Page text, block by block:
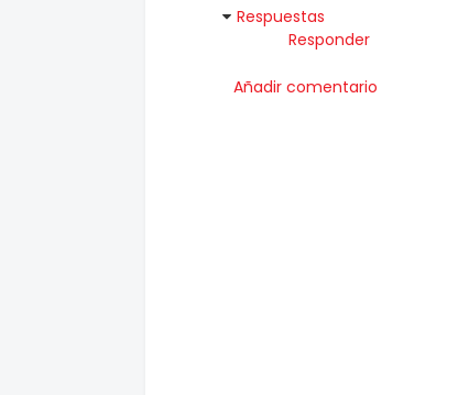
Respuestas
Responder
Añadir comentario